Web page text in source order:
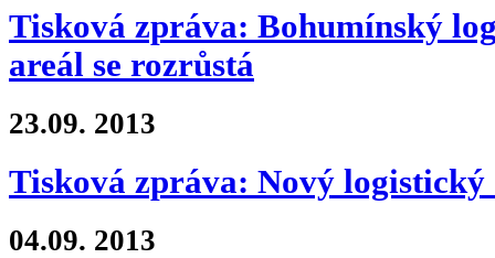
Tisková zpráva: Bohumínský
areál se rozrůstá
23.09. 2013
Tisková zpráva: Nový logistický
04.09. 2013